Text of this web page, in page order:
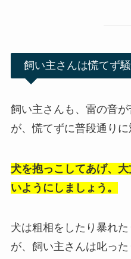
飼い主さんは慌てず
飼い主さんも、雷の音
が、慌てずに普段通りに
犬を抱っこしてあげ、
いようにしましょう。
犬は粗相をしたり暴れ
が、飼い主さんは叱っ